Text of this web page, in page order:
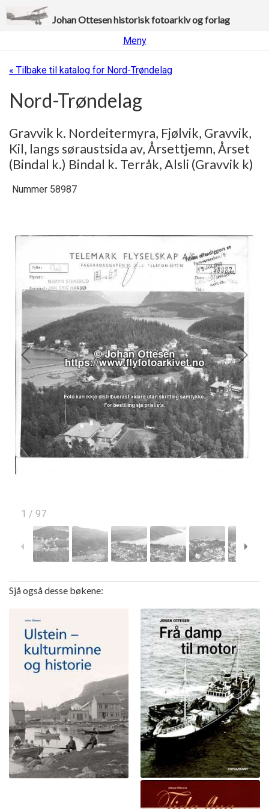
Johan Ottesen historisk fotoarkiv og forlag
Meny
« Tilbake til katalog for Nord-Trøndelag
Nord-Trøndelag
Gravvik k. Nordeitermyra, Fjølvik, Gravvik,
Kil, langs søraustsida av, Årsettjemn, Årset
(Bindal k.) Bindal k. Terråk, Alsli (Gravvik k)
1 / 97
Nummer 58987
Sjå også desse bøkene: